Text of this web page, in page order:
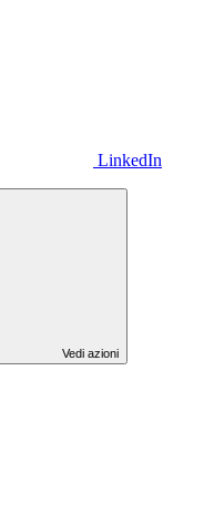
LinkedIn
Vedi azioni